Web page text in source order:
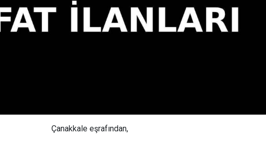
Çanakkale eşrafından,